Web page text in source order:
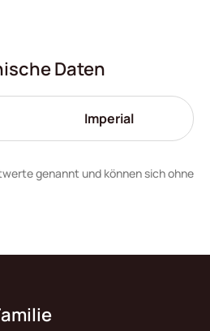
Daten
Imperial
genannt und können sich ohne